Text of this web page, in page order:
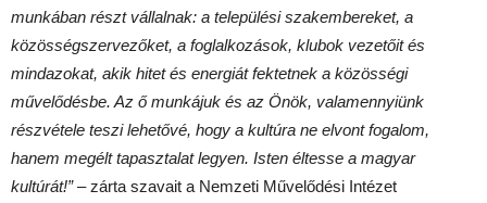
munkában részt vállalnak: a települési szakembereket, a
közösségszervezőket, a foglalkozások, klubok vezetőit és
mindazokat, akik hitet és energiát fektetnek a közösségi
művelődésbe. Az ő munkájuk és az Önök, valamennyiünk
részvétele teszi lehetővé, hogy a kultúra ne elvont fogalom,
hanem megélt tapasztalat legyen. Isten éltesse a magyar
kultúrát!”– zárta szavait a Nemzeti Művelődési Intézet